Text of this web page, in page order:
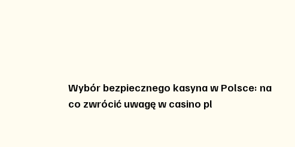
Wybór bezpiecznego kasyna w Polsce: na
co zwrócić uwagę w casino pl